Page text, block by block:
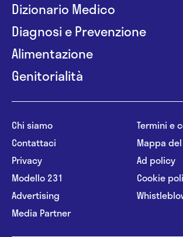
Dizionario Medico
Diagnosi e Prevenzione
Alimentazione
Genitorialità
Chi siamo
Contattaci
Privacy
Modello 231
Advertising
Media Partner
Termini e
Mappa
Ad policy
Cookie